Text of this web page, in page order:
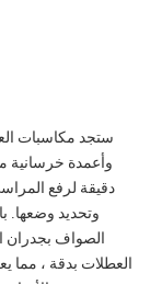
ستجد مكاسبات
وأعمدة خرسانية
دقيقة لرفع
وتحديد وضعها.
الصواف
العطلات بدقة ، مما